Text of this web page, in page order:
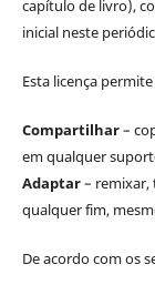
capítulo de livro),
inicial neste
Esta licença
Compartilhar–
em qualquer
Adaptar– remixar,
qualquer fim,
De acordo com os